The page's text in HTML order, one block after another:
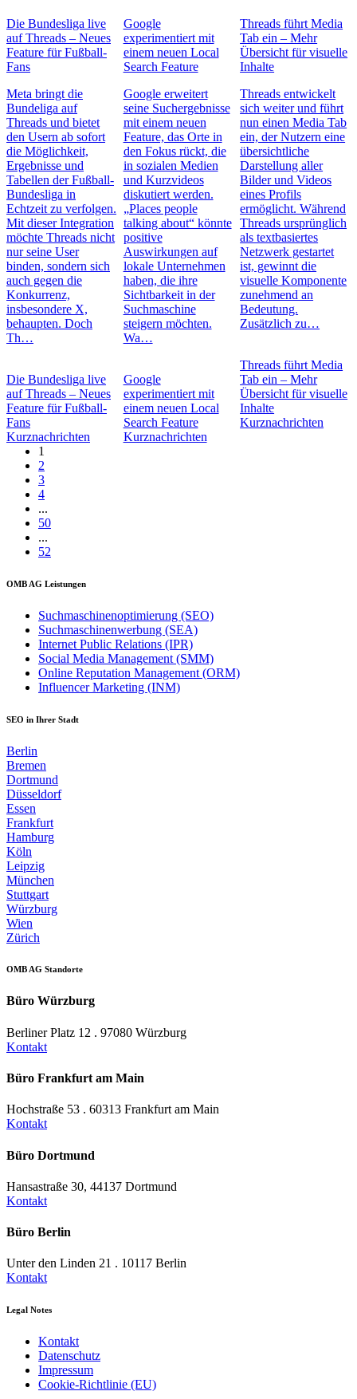
Die Bundesliga live
auf Threads – Neues
Feature für Fußball-
Fans
Meta bringt die
Bundeliga auf
Threads und bietet
den Usern ab sofort
die Möglichkeit,
Ergebnisse und
Tabellen der Fußball-
Bundesliga in
Echtzeit zu verfolgen.
Mit dieser Integration
möchte Threads nicht
nur seine User
binden, sondern sich
auch gegen die
Konkurrenz,
insbesondere X,
behaupten. Doch
Th…
Die Bundesliga live
auf Threads – Neues
Feature für Fußball-
Fans
Kurznachrichten
Google
experimentiert mit
einem neuen Local
Search Feature
Google erweitert
seine Suchergebnisse
mit einem neuen
Feature, das Orte in
den Fokus rückt, die
in sozialen Medien
und Kurzvideos
diskutiert werden.
„Places people
talking about“ könnte
positive
Auswirkungen auf
lokale Unternehmen
haben, die ihre
Sichtbarkeit in der
Suchmaschine
steigern möchten.
Wa…
Google
experimentiert mit
einem neuen Local
Search Feature
Kurznachrichten
Threads führt Media
Tab ein – Mehr
Übersicht für visuelle
Inhalte
Threads entwickelt
sich weiter und führt
nun einen Media Tab
ein, der Nutzern eine
übersichtliche
Darstellung aller
Bilder und Videos
eines Profils
ermöglicht. Während
Threads ursprünglich
als textbasiertes
Netzwerk gestartet
ist, gewinnt die
visuelle Komponente
zunehmend an
Bedeutung.
Zusätzlich zu…
Threads führt Media
Tab ein – Mehr
Übersicht für visuelle
Inhalte
Kurznachrichten
1
2
3
4
...
50
...
52
OMB AG Leistungen
Suchmaschinenoptimierung (SEO)
Suchmaschinenwerbung (SEA)
Internet Public Relations (IPR)
Social Media Management (SMM)
Online Reputation Management (ORM)
Influencer Marketing (INM)
SEO in Ihrer Stadt
Berlin
Bremen
Dortmund
Düsseldorf
Essen
Frankfurt
Hamburg
Köln
Leipzig
München
Stuttgart
Würzburg
Wien
Zürich
OMB AG Standorte
Büro Würzburg
Berliner Platz 12 . 97080 Würzburg
Kontakt
Büro Frankfurt am Main
Hochstraße 53 . 60313 Frankfurt am Main
Kontakt
Büro Dortmund
Hansastraße 30, 44137 Dortmund
Kontakt
Büro Berlin
Unter den Linden 21 . 10117 Berlin
Kontakt
Legal Notes
Kontakt
Datenschutz
Impressum
Cookie-Richtlinie (EU)